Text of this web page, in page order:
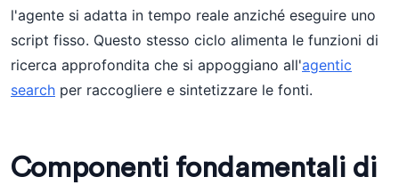
l'agente si adatta in tempo reale anziché eseguire uno
script fisso. Questo stesso ciclo alimenta le funzioni di
ricerca approfondita che si appoggiano all'agentic
search per raccogliere e sintetizzare le fonti.
Componenti fondamentali di